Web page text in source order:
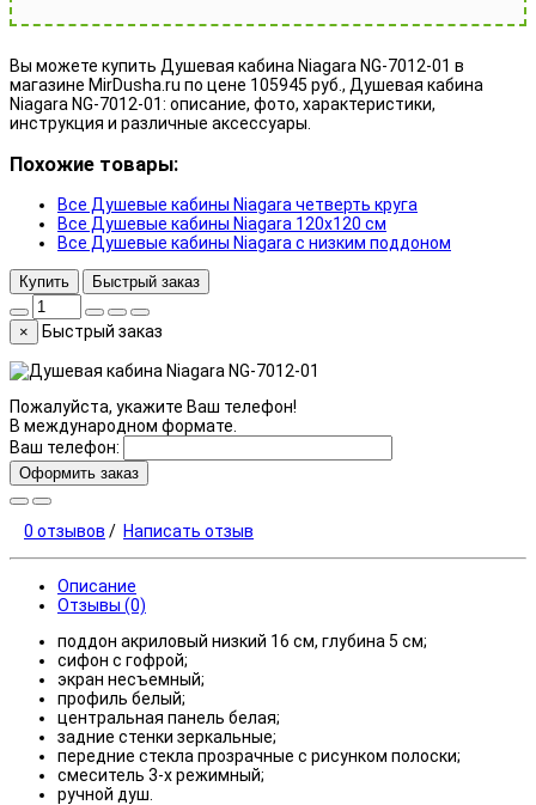
Вы можете купить Душевая кабина Niagara NG-7012-01 в
магазине MirDusha.ru по цене 105945 руб., Душевая кабина
Niagara NG-7012-01: описание, фото, характеристики,
инструкция и различные аксессуары.
Похожие товары:
Все Душевые кабины Niagara четверть круга
Все Душевые кабины Niagara 120x120 см
Все Душевые кабины Niagara с низким поддоном
Купить Быстрый заказ
× Быстрый заказ
Пожалуйста, укажите Ваш телефон!
В международном формате.
Ваш телефон:
Оформить заказ
0 отзывов / Написать отзыв
Описание
Отзывы (0)
поддон акриловый низкий 16 см, глубина 5 см;
сифон с гофрой;
экран несъемный;
профиль белый;
центральная панель белая;
задние стенки зеркальные;
передние стекла прозрачные с рисунком полоски;
смеситель 3-х режимный;
ручной душ.